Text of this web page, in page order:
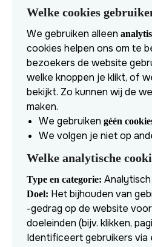
Welke cookies
We gebruiken alleen
cookies helpen ons om te
bezoekers de website
welke knoppen je klikt, of
bekijkt. Zo kunnen wij de
maken.
We gebruiken géén
We volgen je niet op
Welke analytische
Type en categorie: Analytisch
Doel: Het bijhouden van
-gedrag op de website
doeleinden (bijv. klikken,
Identificeert gebruikers via